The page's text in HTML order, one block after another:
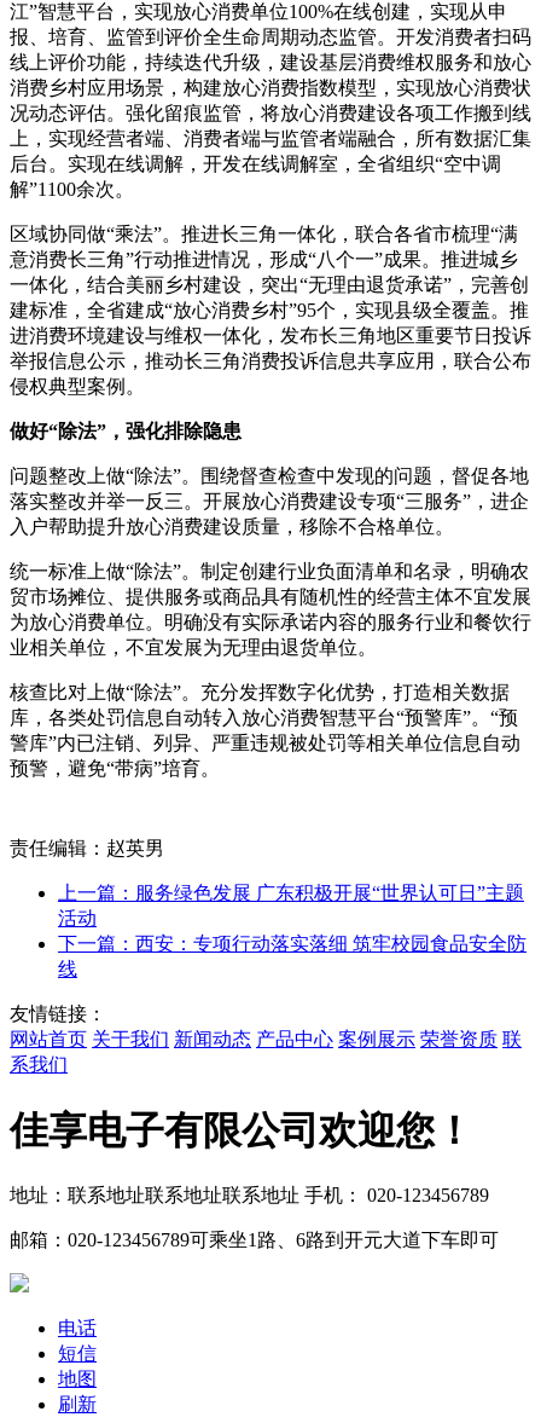
江”智慧平台，实现放心消费单位100%在线创建，实现从申
报、培育、监管到评价全生命周期动态监管。开发消费者扫码
线上评价功能，持续迭代升级，建设基层消费维权服务和放心
消费乡村应用场景，构建放心消费指数模型，实现放心消费状
况动态评估。强化留痕监管，将放心消费建设各项工作搬到线
上，实现经营者端、消费者端与监管者端融合，所有数据汇集
后台。实现在线调解，开发在线调解室，全省组织“空中调
解”1100余次。
区域协同做“乘法”。推进长三角一体化，联合各省市梳理“满
意消费长三角”行动推进情况，形成“八个一”成果。推进城乡
一体化，结合美丽乡村建设，突出“无理由退货承诺”，完善创
建标准，全省建成“放心消费乡村”95个，实现县级全覆盖。推
进消费环境建设与维权一体化，发布长三角地区重要节日投诉
举报信息公示，推动长三角消费投诉信息共享应用，联合公布
侵权典型案例。
做好“除法”，强化排除隐患
问题整改上做“除法”。围绕督查检查中发现的问题，督促各地
落实整改并举一反三。开展放心消费建设专项“三服务”，进企
入户帮助提升放心消费建设质量，移除不合格单位。
统一标准上做“除法”。制定创建行业负面清单和名录，明确农
贸市场摊位、提供服务或商品具有随机性的经营主体不宜发展
为放心消费单位。明确没有实际承诺内容的服务行业和餐饮行
业相关单位，不宜发展为无理由退货单位。
核查比对上做“除法”。充分发挥数字化优势，打造相关数据
库，各类处罚信息自动转入放心消费智慧平台“预警库”。“预
警库”内已注销、列异、严重违规被处罚等相关单位信息自动
预警，避免“带病”培育。
责任编辑：赵英男
上一篇：服务绿色发展 广东积极开展“世界认可日”主题
活动
下一篇：西安：专项行动落实落细 筑牢校园食品安全防
线
友情链接：
网站首页 关于我们 新闻动态 产品中心 案例展示 荣誉资质 联
系我们
佳享电子有限公司欢迎您！
地址：联系地址联系地址联系地址 手机： 020-123456789
邮箱：020-123456789可乘坐1路、6路到开元大道下车即可
电话
短信
地图
刷新